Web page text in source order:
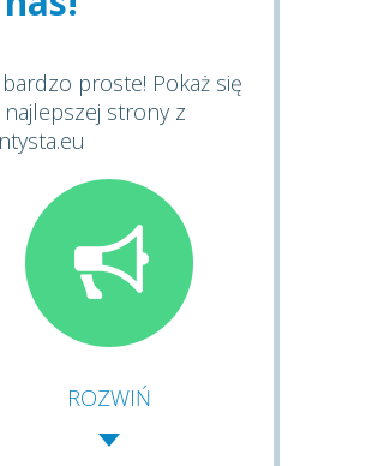
proste! Pokaż się
strony z
ROZWIŃ